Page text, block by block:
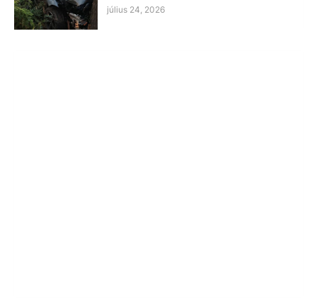
július 24, 2026